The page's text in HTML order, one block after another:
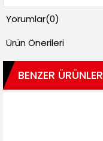
Yorumlar(0)
Ürün Önerileri
BENZER ÜRÜNLER